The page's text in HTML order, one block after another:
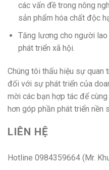
các vấn đề trong nông
sản phẩm hóa chất độc
Tăng lương cho người
phát triển xã hội.
Chúng tôi thấu hiệu sự quan
đối với sự phát triển của
mời các bạn hợp tác để
hơn góp phần phát triển nền
LIÊN HỆ
Hotline 0984359664 (Mr.